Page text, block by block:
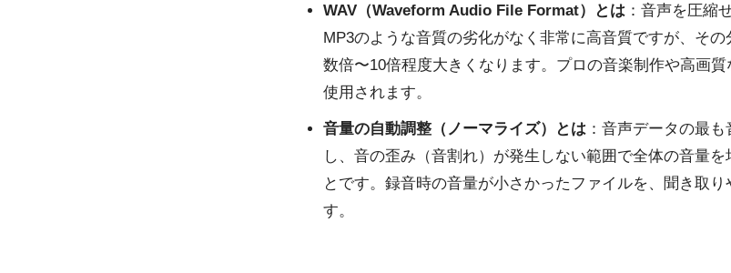
WAV（Waveform Audio File Format）とは ：音声を圧縮
MP3のような音質の劣化がなく非常に高音質ですが、そ
数倍〜10倍程度大きくなります。プロの音楽制作や高画
使用されます。
音量の自動調整（ノーマライズ）とは ：音声データの最
し、音の歪み（音割れ）が発生しない範囲で全体の音量を
とです。録音時の音量が小さかったファイルを、聞き取り
す。